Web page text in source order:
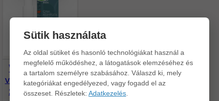
WTN D3-K2-A
vitamin komplex
20 ml 60 adag
Sütik használata
Az oldal sütiket és hasonló technológiákat használ a
megfelelő működéshez, a látogatások elemzéséhez és
a tartalom személyre szabásához. Válaszd ki, mely
kategóriákat engedélyezed, vagy fogadd el az
összeset. Részletek: Adatkezelés